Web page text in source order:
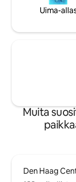
Uima-
Muita
Den Haag